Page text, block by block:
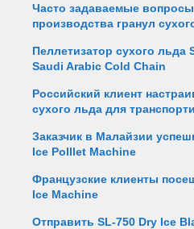
Часто задаваемые
производства гранул
Пеллетизатор сухого льда
Saudi Arabic Cold Chain
Российский клиент
сухого льда для
Заказчик в Малайзии
Ice Polllet Machine
Французские клиенты
Ice Machine
Отправить SL-750 Dry Ice